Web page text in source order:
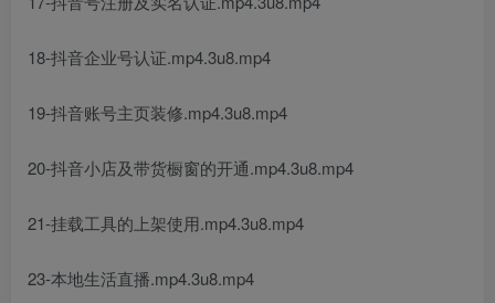
18-抖音企业号认证.mp4.3u8.mp4
19-抖音账号主页装修.mp4.3u8.mp4
20-抖音小店及带货橱窗的开通.mp4.3u8.mp4
21-挂载工具的上架使用.mp4.3u8.mp4
23-本地生活直播.mp4.3u8.mp4